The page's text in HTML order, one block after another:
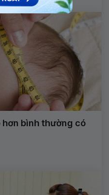
hơn bình thường có